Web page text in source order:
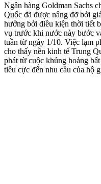
Ngân hàng Goldman Sachs
Quốc đã được nâng đỡ bởi
hưởng bởi điều kiện thời tiết
vụ trước khi nước này bước
tuần từ ngày 1/10. Việc lạm
cho thấy nền kinh tế Trung
phát từ cuộc khủng hoảng
tiêu cực đến nhu cầu của hộ